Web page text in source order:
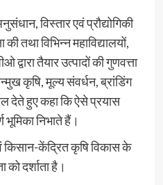
विस्तार एवं प्रौद्योगिकी
तथा विभिन्न महाविद्यालयों,
तैयार उत्पादों की गुणवत्ता
कृषि, मूल्य संवर्धन, ब्रांडिंग
देते हुए कहा कि ऐसे प्रयास
भूमिका निभाते हैं।
किसान-केंद्रित कृषि विकास के
दर्शाता है।